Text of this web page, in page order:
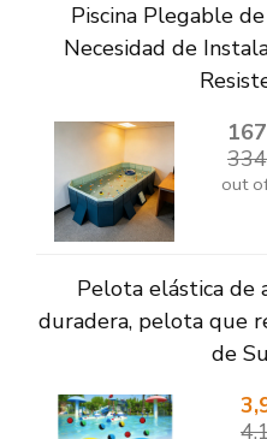
Piscina Plegable
Necesidad de
out
Pelota elástica de
duradera, pelota que
de